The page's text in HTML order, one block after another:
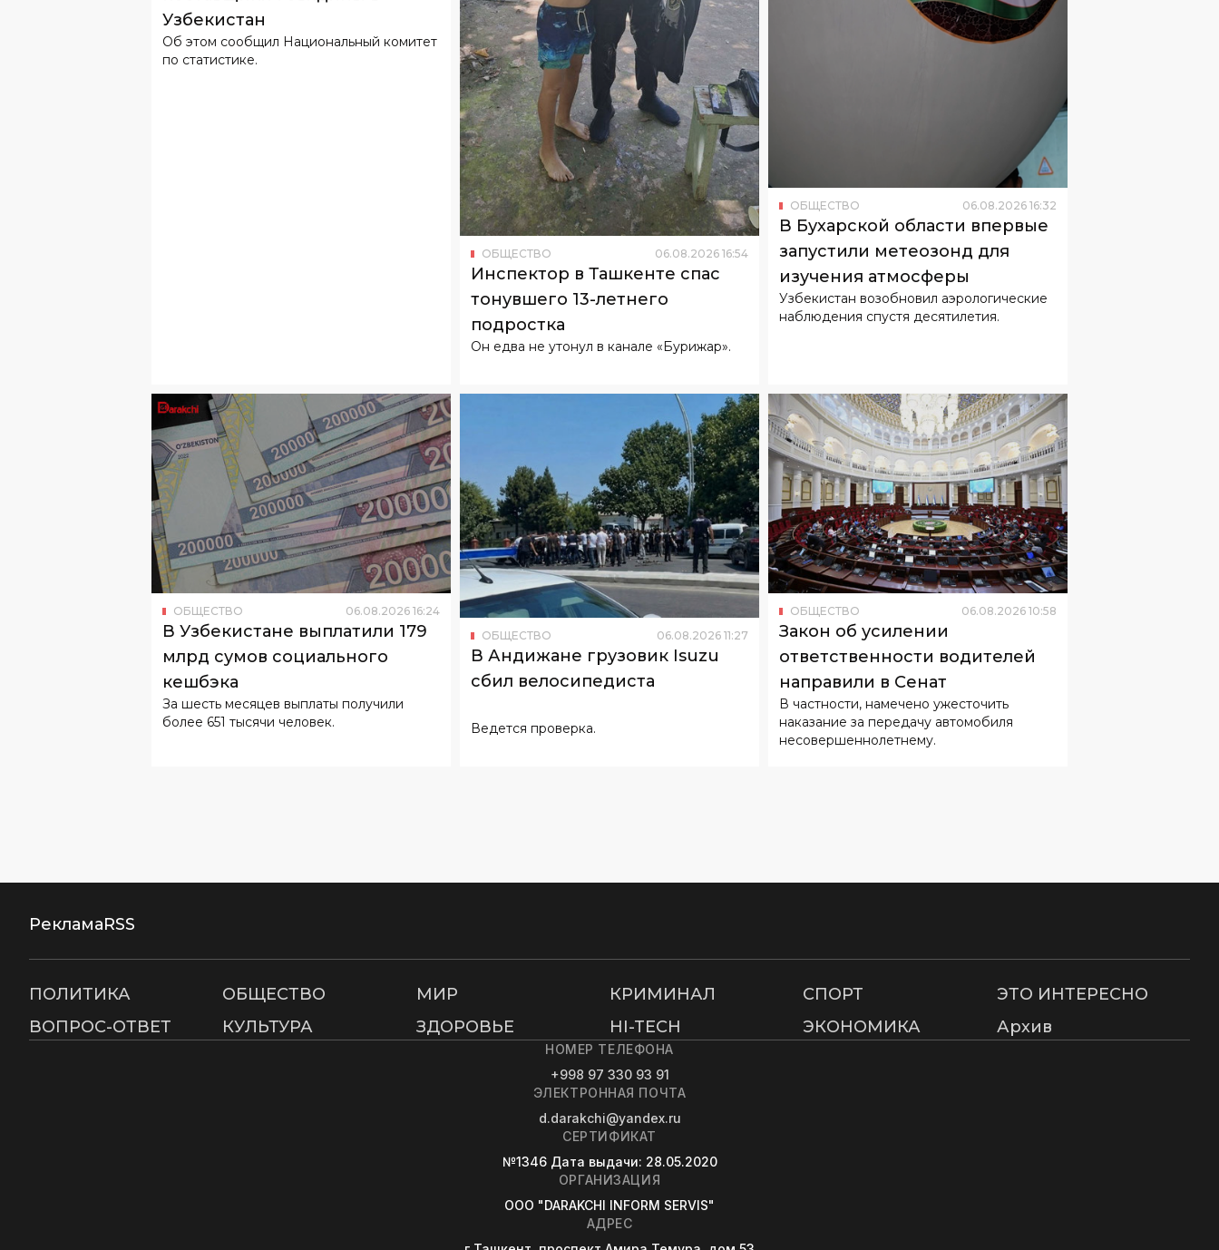
ОБЩЕСТВО 06. 08 .2026 16: 54
Инспектор в Ташкенте спас
тонувшего 13-летнего
подростка
Он едва не утонул в канале «Бурижар».
32
В Бухарской области впервые
запустили метеозонд для
изучения атмосферы
Узбекистан возобновил аэрологические
ОБЩЕСТВО 06.08.2026 16:24
В Узбекистане выплатили 179
млрд сумов социального
кешбэка
За шесть месяцев выплаты получили
ОБЩЕСТВО 06. 08.2026 11:27
В Андижане грузовик Isuzu
сбил велосипедиста
Ведется проверка.
ОБЩЕСТВО 06.08.2026 10:58
Закон об усилении
ответственности водителей
направили в Сенат
В частности, намечено ужесточить
несовершеннолетнему.
РекламаRSS
ПОЛИТИКА ОБЩЕСТВО МИР КРИМИНАЛ СПОРТ
ЭТО ИНТЕРЕСНО
ВОПРОС-ОТВЕТ
КУЛЬТУРА ЗДОРОВЬЕ HI-TECH ЭКОНОМИКА Архив
НОМЕР ТЕЛЕФОНА
+998 97 330 93 91
ЭЛЕКТРОННАЯ ПОЧТА
d.darakchi@yandex.ru
СЕРТИФИКАТ
№1346 Дата выдачи: 28.05.2020
ОРГАНИЗАЦИЯ
OOO "DARAKCHI INFORM SERVIS"
АДРЕС